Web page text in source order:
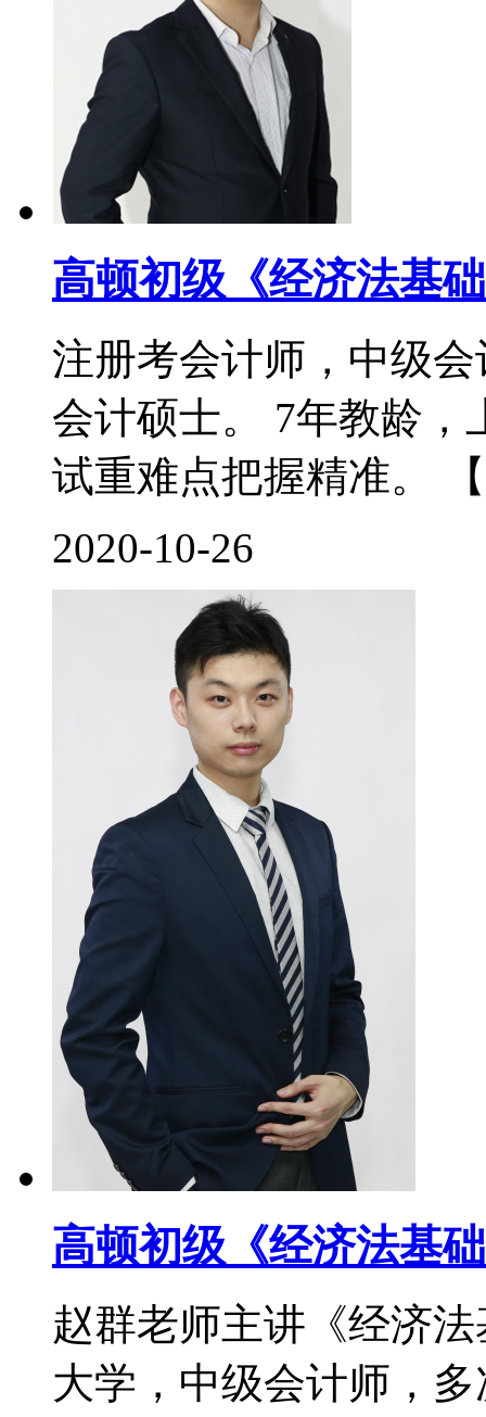
高顿初级《经济法基
注册考会计师，中级
会计硕士。 7年教龄
试重难点把握精准。
2020-10-26
高顿初级《经济法基
赵群老师主讲《经济
大学，中级会计师，